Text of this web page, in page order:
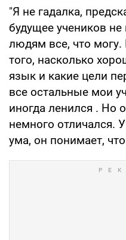
"Я не гадалка,
будущее учеников
людям все, что могу.
того, насколько
язык и какие цели
все остальные мои
иногда ленился . Но
немного отличался.
ума, он понимает,